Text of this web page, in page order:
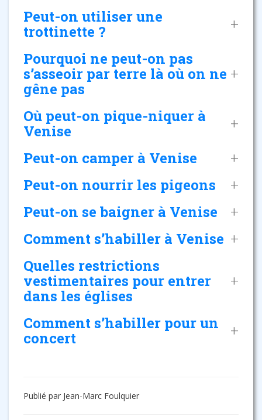
Peut-on utiliser une
trottinette ?
Pourquoi ne peut-on pas
s’asseoir par terre là où on ne
gêne pas
Où peut-on pique-niquer à
Venise
Peut-on camper à Venise
Peut-on nourrir les pigeons
Peut-on se baigner à Venise
Comment s’habiller à Venise
Quelles restrictions
vestimentaires pour entrer
dans les églises
Comment s’habiller pour un
concert
Publié par Jean-Marc Foulquier